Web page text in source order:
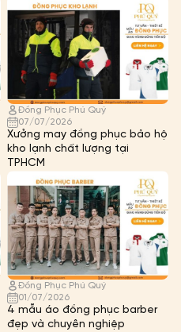
Đồng Phục Phú Quý
07/07/2026
Xưởng may đồng phục bảo hộ
kho lạnh chất lượng tại
TPHCM
Đồng Phục Phú Quý
01/07/2026
4 mẫu áo đồng phục barber
đẹp và chuyên nghiệp